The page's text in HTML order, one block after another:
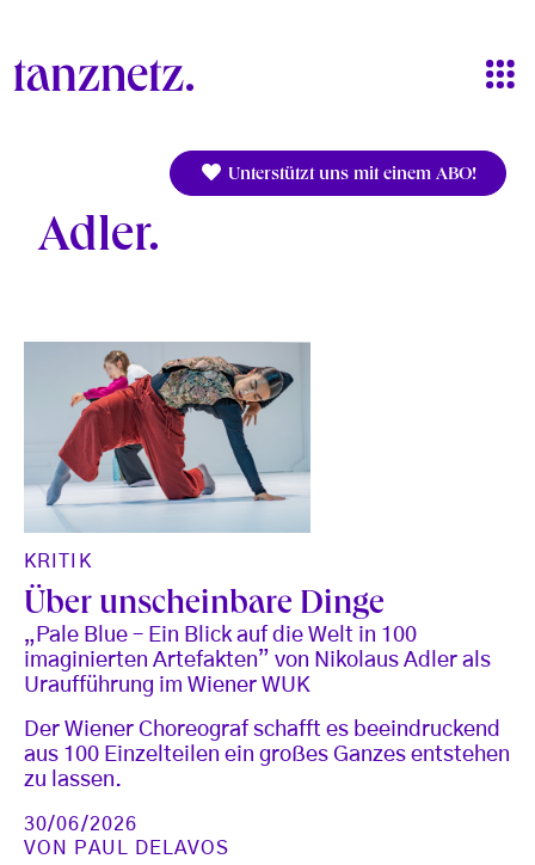
Unterstützt uns mit einem ABO!
Adler
KRITIK
Über unscheinbare Dinge
„Pale Blue – Ein Blick auf die Welt in 100
imaginierten Artefakten” von Nikolaus Adler als
Uraufführung im Wiener WUK
Der Wiener Choreograf schafft es beeindruckend
aus 100 Einzelteilen ein großes Ganzes entstehen
zu lassen.
30/06/2026
VON
PAUL DELAVOS